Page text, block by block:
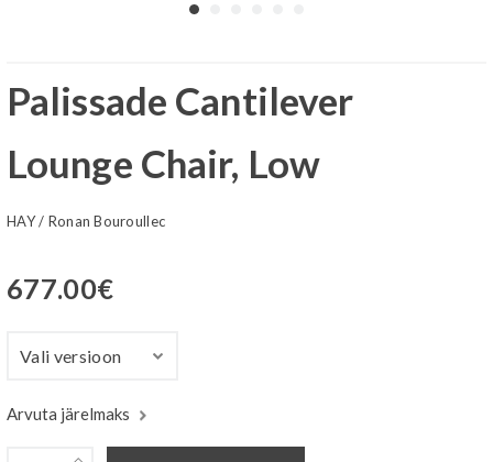
Palissade Cantilever
Lounge Chair, Low
HAY/ Ronan Bouroullec
677.00€
Arvuta järelmaks